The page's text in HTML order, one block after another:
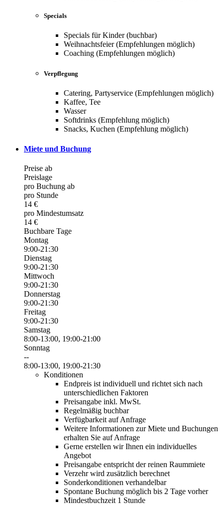
Specials
Specials für Kinder (buchbar)
Weihnachtsfeier (Empfehlungen möglich)
Coaching (Empfehlungen möglich)
Verpflegung
Catering, Partyservice (Empfehlungen möglich)
Kaffee, Tee
Wasser
Softdrinks (Empfehlung möglich)
Snacks, Kuchen (Empfehlung möglich)
Miete und Buchung
Preise ab
Preislage
pro Buchung ab
pro Stunde
14 €
pro Mindestumsatz
14 €
Buchbare Tage
Montag
9:00-21:30
Dienstag
9:00-21:30
Mittwoch
9:00-21:30
Donnerstag
9:00-21:30
Freitag
9:00-21:30
Samstag
8:00-13:00, 19:00-21:00
Sonntag
--
8:00-13:00, 19:00-21:30
Konditionen
Endpreis ist individuell und richtet sich nach
unterschiedlichen Faktoren
Preisangabe inkl. MwSt.
Regelmäßig buchbar
Verfügbarkeit auf Anfrage
Weitere Informationen zur Miete und Buchungen
erhalten Sie auf Anfrage
Gerne erstellen wir Ihnen ein individuelles
Angebot
Preisangabe entspricht der reinen Raummiete
Verzehr wird zusätzlich berechnet
Sonderkonditionen verhandelbar
Spontane Buchung möglich bis 2 Tage vorher
Mindestbuchzeit 1 Stunde